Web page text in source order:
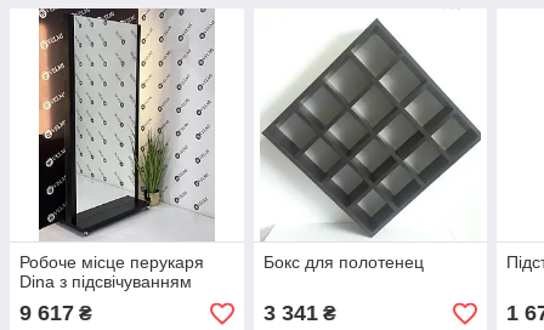
Робоче місце перукаря
Dina з підсвічуванням
9 617 ₴
Бокс для полотенец
3 341₴ 1